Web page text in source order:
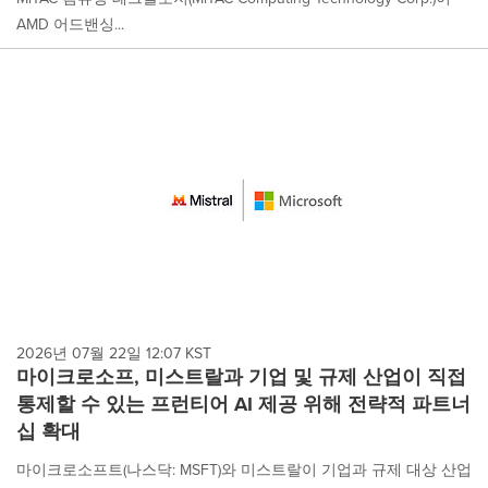
AMD 어드밴싱...
2026년 07월 22일 12:07 KST
마이크로소프, 미스트랄과 기업 및 규제 산업이 직접
통제할 수 있는 프런티어 AI 제공 위해 전략적 파트너
십 확대
마이크로소프트(나스닥: MSFT)와 미스트랄이 기업과 규제 대상 산업